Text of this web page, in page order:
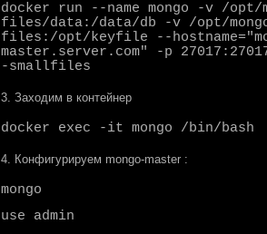
docker run --name mongo -v /opt/
files/data:/data/db -v /opt/
files:/opt/keyfile --
master.server.com" -p
-smallfiles
3. Заходим в контейнер
docker exec -it mongo /bin/bash
4. Конфигурируем mongo-master :
mongo
use admin